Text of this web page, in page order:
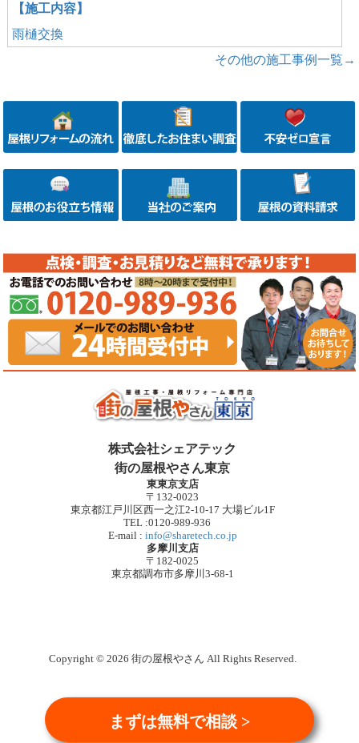
【施工内容】
雨樋交換
その他の施工事例一覧→
まずは無料で相談 >
株式会社シェアテック
街の屋根やさん東京
東東京支店
〒132-0023
東京都江戸川区西一之江2-10-17 大場ビル1F
TEL :0120-989-936
E-mail : info@sharetech.co.jp
多摩川支店
〒182-0025
東京都調布市多摩川3-68-1
Copyright © 2026 街の屋根やさん All Rights Reserved.